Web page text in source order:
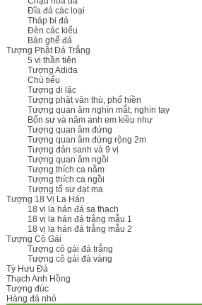
Đĩa đá các loại
Tháp bi đá
Đèn các kiểu
Bàn ghế đá
Tượng Phật Đá Trắng
5 vị thần tiên
Tượng Adida
Chú tiểu
Tượng di lặc
Tượng phật văn thù, phổ hiền
Tượng quan âm nghìn mắt, nghìn tay
Bổn sư và năm anh em kiều như
Tượng quan âm đứng
Tượng quan âm đứng rộng 2m
Tượng đản sanh và 9 vị
Tượng quan âm ngồi
Tượng thích ca nằm
Tượng thích ca ngồi
Tượng tổ sư đạt ma
Tượng 18 Vị La Hán
18 vị la hán đá sa thạch
18 vị la hán đá trắng mẫu 1
18 vị la hán đá trắng mẫu 2
Tượng Cô Gái
Tượng cô gái đá trắng
Tượng cô gái đá vàng
Tỳ Hưu Đá
Thạch Anh Hồng
Tượng đúc
Hàng đá nhỏ